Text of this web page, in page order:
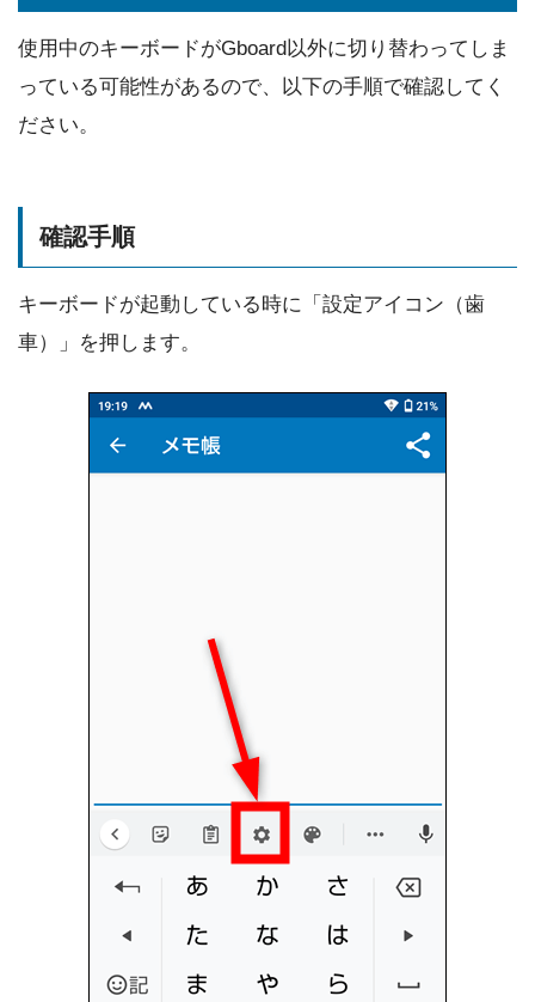
使用中のキーボードがGboard以外に切り替わってしま
っている可能性があるので、以下の手順で確認してく
ださい。
確認手順
キーボードが起動している時に「設定アイコン（歯
車）」を押します。